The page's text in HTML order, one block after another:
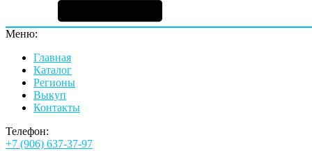
Меню:
Главная
Каталог
Регионы
Выкуп
Контакты
Телефон:
+7 (906) 637-37-97